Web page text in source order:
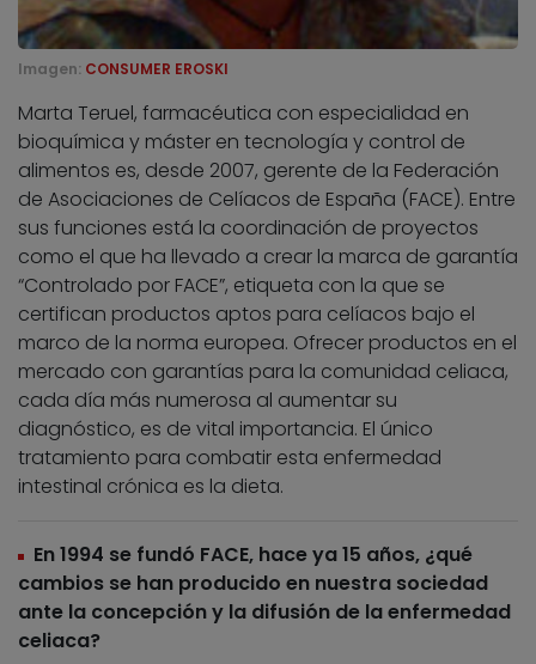
Imagen: CONSUMER EROSKI
Marta Teruel, farmacéutica con especialidad en
bioquímica y máster en tecnología y control de
alimentos es, desde 2007, gerente de la Federación
de Asociaciones de Celíacos de España (FACE). Entre
sus funciones está la coordinación de proyectos
como el que ha llevado a crear la marca de garantía
“Controlado por FACE”, etiqueta con la que se
certifican productos aptos para celíacos bajo el
marco de la norma europea. Ofrecer productos en el
mercado con garantías para la comunidad celiaca,
cada día más numerosa al aumentar su
diagnóstico, es de vital importancia. El único
tratamiento para combatir esta enfermedad
intestinal crónica es la dieta.
En 1994 se fundó FACE, hace ya 15 años, ¿qué
cambios se han producido en nuestra sociedad
ante la concepción y la difusión de la enfermedad
celiaca?